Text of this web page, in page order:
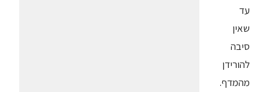
עד
שאין
סיבה
להורידן
מהמדף.